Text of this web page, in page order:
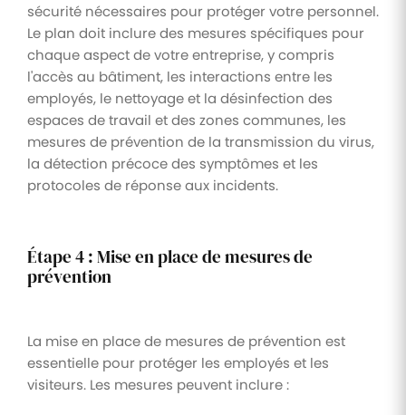
sécurité nécessaires pour protéger votre personnel.
Le plan doit inclure des mesures spécifiques pour
chaque aspect de votre entreprise, y compris
l'accès au bâtiment, les interactions entre les
employés, le nettoyage et la désinfection des
espaces de travail et des zones communes, les
mesures de prévention de la transmission du virus,
la détection précoce des symptômes et les
protocoles de réponse aux incidents.
Étape 4 : Mise en place de mesures de
prévention
La mise en place de mesures de prévention est
essentielle pour protéger les employés et les
visiteurs. Les mesures peuvent inclure :